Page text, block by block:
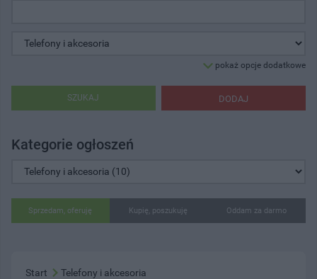
pokaż opcje dodatkowe
DODAJ
SZUKAJ
Kategorie ogłoszeń
Sprzedam, oferuję Kupię, poszukuję Oddam za darmo
Start Telefony i akcesoria